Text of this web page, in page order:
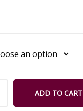
ADD TO CART